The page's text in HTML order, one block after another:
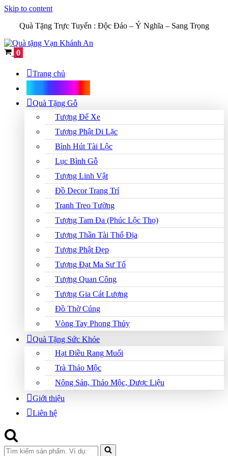
Skip to content
Quà Tặng Trực Tuyến : Độc Đáo – Ý Nghĩa – Sang Trọng
Cart
0
Trang chủ
Quà Tặng Gỗ
Tượng Để Xe
Tượng Phật Di Lặc
Bình Hút Tài Lộc
Lục Bình Gỗ
Tượng Linh Vật
Đồ Decor Trang Trí
Tranh Treo Tường
Tượng Tam Đa (Phúc Lộc Thọ)
Tượng Thần Tài Thổ Địa
Tượng Phật Đẹp
Tượng Đạt Ma Sư Tổ
Tượng Quan Công
Tượng Gia Cát Lượng
Đồ Thờ Cúng
Vòng Tay Phong Thủy
Quà Tặng Sức Khỏe
Hạt Điều Rang Muối
Trà Thảo Mộc
Nông Sản, Thảo Mộc, Dược Liệu
Giới thiệu
Liên hệ
Search